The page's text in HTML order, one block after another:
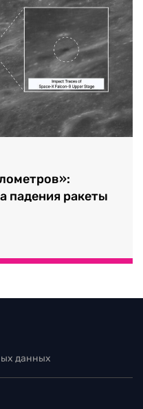
падения ракеты
данных